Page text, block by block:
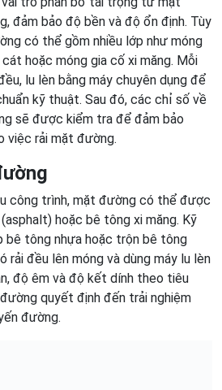
đảm bảo độ bền và độ ổn định. Tùy
có thể gồm nhiều lớp như móng
hoặc móng gia cố xi măng. Mỗi
lu lèn bằng máy chuyên dụng để
kỹ thuật. Sau đó, các chỉ số về
sẽ được kiểm tra để đảm bảo
việc rải mặt đường.
công trình, mặt đường có thể được
hoặc bê tông xi măng. Kỹ
bê tông nhựa hoặc trộn bê tông
rải đều lên móng và dùng máy lu lèn
độ êm và độ kết dính theo tiêu
quyết định đến trải nghiệm
đường.